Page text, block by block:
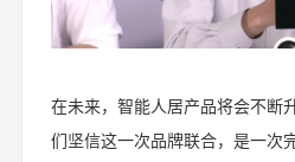
在未来，智能人居产品将会不断
们坚信这一次品牌联合，是一次